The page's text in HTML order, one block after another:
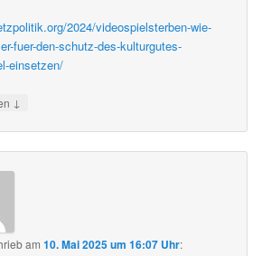
2024/videospielsterben-wie-
fuer-den-schutz-des-kulturgutes-
einsetzen/
↓
am10. Mai 2025 um 16:07 Uhr: